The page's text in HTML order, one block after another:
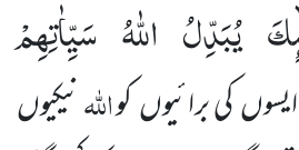
یُبَدِّلُ اللّٰهُ سَیِّاٰتِهِمْ
ایسوںکی برائیوںکواللہنیکیوں